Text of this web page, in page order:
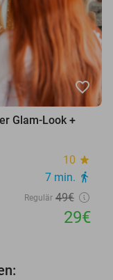
favorite_border
Glam-Look +
10 star
7 min. directions_walk
Regulär 49€
29€